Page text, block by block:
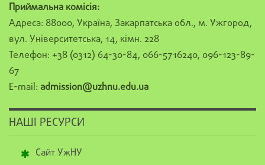
Приймальна комісія:
Адреса: 88000, Україна, Закарпатська обл., м. Ужгород,
вул. Університетська, 14, кімн. 228
Телефон: +38 (0312) 64-30-84, 066-5716240, 096-123-89-
67
E-mail: admission@uzhnu.edu.ua
НАШІ РЕСУРСИ
Сайт УжНУ